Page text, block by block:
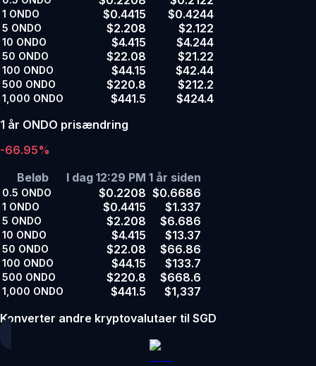
1 ONDO $0.4415 $0.4244
5 ONDO $2.208 $2.122
10 ONDO $4.415 $4.244
50 ONDO $22.08 $21.22
100 ONDO $44.15 $42.44
500 ONDO $220.8 $212.2
1,000 ONDO $441.5
$424.4
1 år ONDO prisændring
-66.95%
Beløb
I dag 12:29 PM 1 år siden
0.5 ONDO $0.2208 $0.6686
1 ONDO $0.4415 $1.337
5 ONDO $2.208 $6.686
10 ONDO $4.415 $13.37
50 ONDO $22.08 $66.86
100 ONDO $44.15 $133.7
500 ONDO $220.8 $668.6
1,000 ONDO $441.5
$1,337
Konverter andre kryptovalutaer til SGD